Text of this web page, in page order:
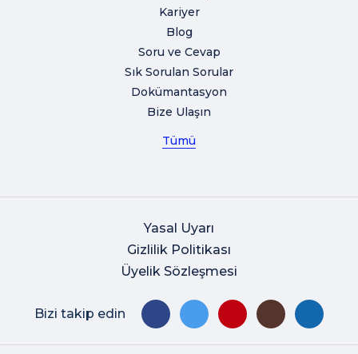
Kariyer
Blog
Soru ve Cevap
Sık Sorulan Sorular
Dokümantasyon
Bize Ulaşın
Tümü
Yasal Uyarı
Gizlilik Politikası
Üyelik Sözleşmesi
Bizi takip edin